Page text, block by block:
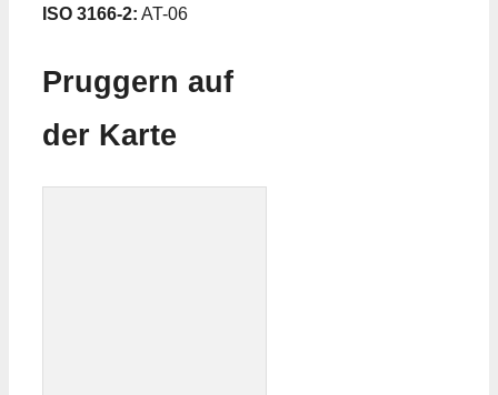
ISO 3166-2: AT-06
Pruggern auf
der Karte